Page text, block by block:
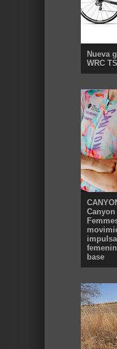
Nueva
WRC
base